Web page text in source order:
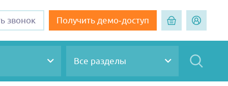
звонок Получить демо-доступ
Все разделы